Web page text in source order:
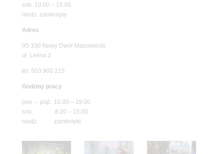
sob. 10.00 – 15.00
niedz. zamknięte
Adres
05-100 Nowy Dwór Mazowiecki
ul. Leśna 2
tel. 503 900 215
Godziny pracy
pon. – piąt. 10.00 – 19.00
sob. 8.00 – 15.00
niedz. zamknięte